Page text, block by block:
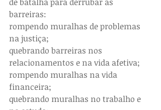
de batalha para derrubar as
barreiras:
rompendo muralhas de problemas
na justiça;
quebrando barreiras nos
relacionamentos e na vida afetiva;
rompendo muralhas na vida
financeira;
quebrando muralhas no trabalho e